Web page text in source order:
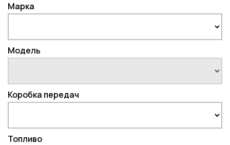
Марка
Модель
Коробка передач
Топливо